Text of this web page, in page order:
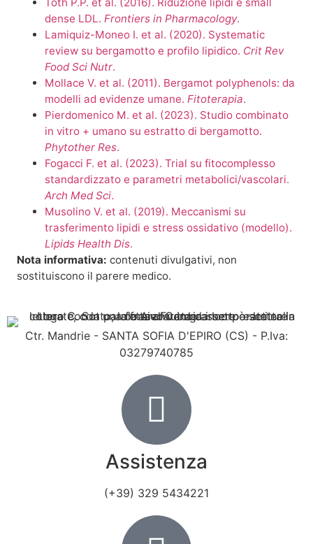
dense LDL. Frontiers in Pharmacology.
Lamiquiz-Moneo I. et al. (2020). Systematic
review su bergamotto e profilo lipidico. Crit Rev
Food Sci Nutr.
Mollace V. et al. (2011). Bergamot polyphenols: da
modelli ad evidenze umane. Fitoterapia.
Pierdomenico M. et al. (2023). Studio combinato
in vitro + umano su estratto di bergamotto.
Phytother Res.
Fogacci F. et al. (2023). Trial su fitocomplesso
standardizzato e parametri metabolici/vascolari.
Arch Med Sci.
Musolino V. et al. (2019). Meccanismi su
trasferimento lipidi e stress ossidativo (modello).
Lipids Health Dis.
Nota informativa: contenuti divulgativi, non
sostituiscono il parere medico.
Ctr. Mandrie - SANTA SOFIA D'EPIRO (CS) - P.Iva:
03279740785
Assistenza
(+39) 329 5434221